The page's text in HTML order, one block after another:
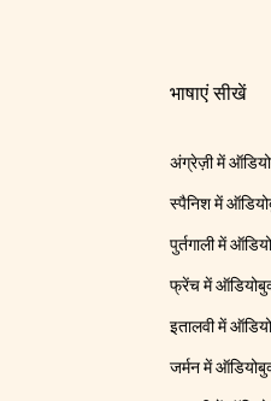
भाषाएं सीखें
अंग्रेज़ी में
स्पैनिश में
पुर्तगाली में
फ्रेंच में
इतालवी में
जर्मन में